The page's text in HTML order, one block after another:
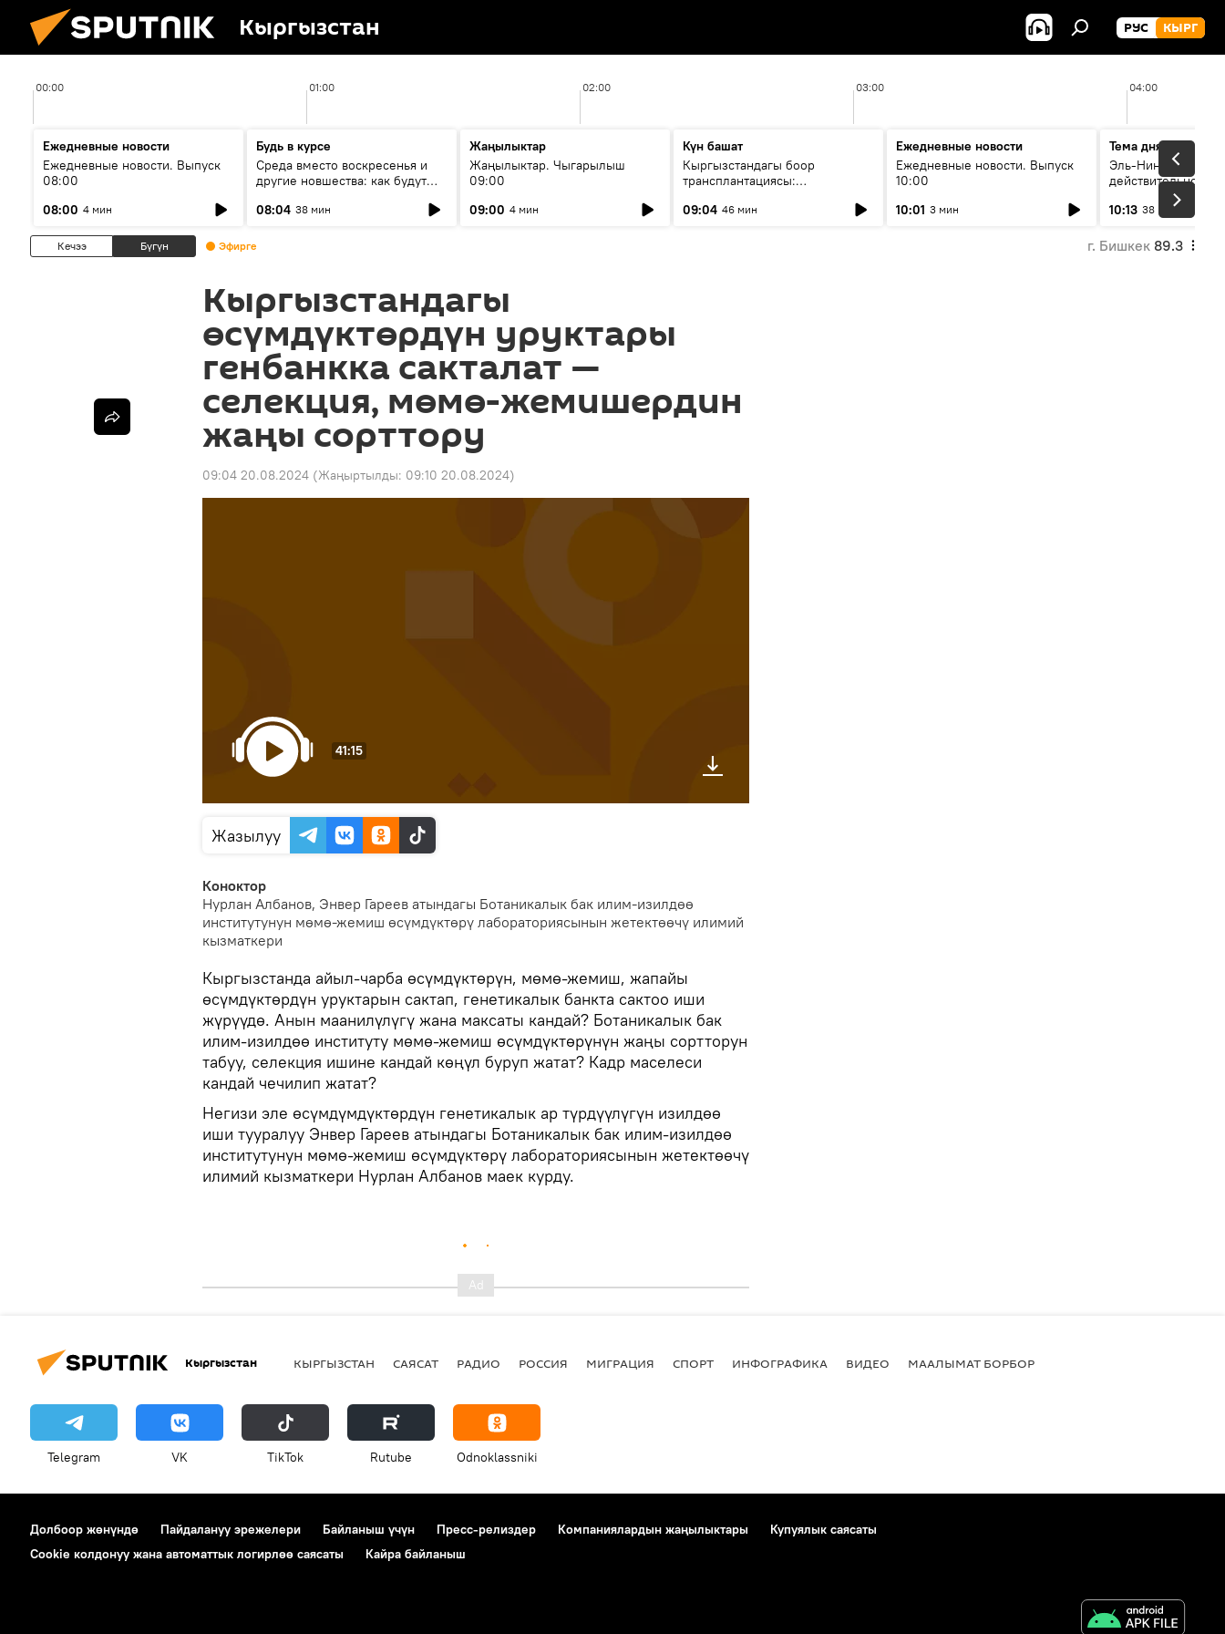
Кыргызстан РУС КЫРГ
00:00 01:00 02:00 03:00 04:00
Ежедневные новости
Ежедневные новости. Выпуск
08:00
08:00 4 мин
Будь в курсе
Среда вместо воскресенья и
другие новшества: как будут
08:04 38 мин
Жаңылыктар
Жаңылыктар. Чыгарылыш
09:00
09:00 4 мин
Күн башат
Кыргызстандагы боор
трансплантациясы:
келечеги
09:04 46 мин
Ежедневные новости
Ежедневные новости. Выпуск
10:00
10:01 3 мин
Тема дня
Эль-Ниньо, жара и
действительно
погоду в
10:13 38 мин
Кечээ Бүгүн Эфирге г. Бишкек 89.3
Кыргызстандагы
өсүмдүктөрдүн уруктары
генбанкка сакталат —
селекция, мөмө-жемишердин
жаңы сорттору
09:04 20.08.2024 (Жаңыртылды: 09:10 20.08.2024)
41:15
Жазылуу
Коноктор
Нурлан Албанов, Энвер Гареев атындагы Ботаникалык бак илим-изилдөө
институтунун мөмө-жемиш өсүмдүктөрү лабораториясынын жетектөөчү илимий
кызматкери
Кыргызстанда айыл-чарба өсүмдүктөрүн, мөмө-жемиш, жапайы
өсүмдүктөрдүн уруктарын сактап, генетикалык банкта сактоо иши
жүрүүдө. Анын маанилүлүгү жана максаты кандай? Ботаникалык бак
илим-изилдөө институту мөмө-жемиш өсүмдүктөрүнүн жаңы сортторун
табуу, селекция ишине кандай көңүл буруп жатат? Кадр маселеси
кандай чечилип жатат?
Негизи эле өсүмдүмдүктөрдүн генетикалык ар түрдүүлүгүн изилдөө
иши тууралуу Энвер Гареев атындагы Ботаникалык бак илим-изилдөө
институтунун мөмө-жемиш өсүмдүктөрү лабораториясынын жетектөөчү
илимий кызматкери Нурлан Албанов маек курду.
Кыргызстан КЫРГЫЗСТАН САЯСАТ РАДИО РОССИЯ МИГРАЦИЯ СПОРТ ИНФОГРАФИКА ВИДЕО МААЛЫМАТ БОРБОР
Telegram VK ТikТоk Rutube Odnoklassniki
Долбоор жөнүндө Пайдалануу эрежелери Байланыш үчүн Пресс-релиздер Компаниялардын жаңылыктары
Купуялык саясаты
Cookie колдонуу жана автоматтык логирлөө саясаты
Кайра байланыш